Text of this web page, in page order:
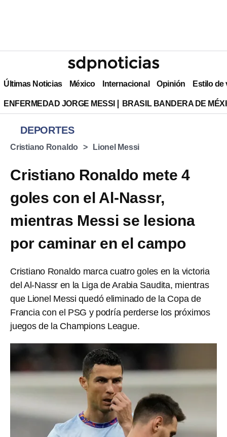
Últimas Noticias México Internacional Opinión Estilo de
ENFERMEDAD JORGE MESSI BRASIL BANDERA DE
DEPORTES
Cristiano Ronaldo Lionel Messi
Cristiano Ronaldo mete 4
goles con el Al-Nassr,
mientras Messi se lesiona
por caminar en el campo
Cristiano Ronaldo marca cuatro goles en la victoria
del Al-Nassr en la Liga de Arabia Saudita, mientras
que Lionel Messi quedó eliminado de la Copa de
Francia con el PSG y podría perderse los próximos
juegos de la Champions League.